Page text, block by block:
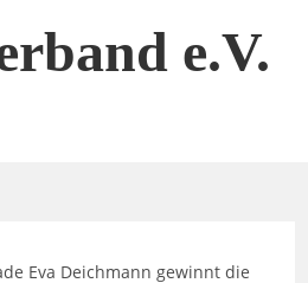
e.V.